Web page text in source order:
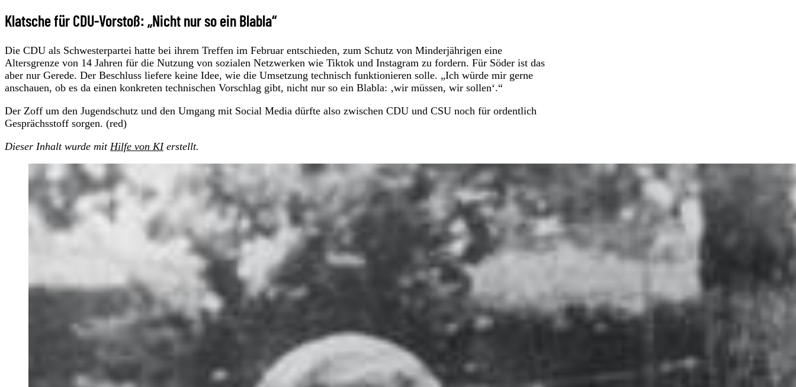
Klatsche für CDU-Vorstoß: „Nicht nur so ein Blabla“
Die CDU als Schwesterpartei hatte bei ihrem Treffen im Februar entschieden, zum Schutz von Minderjährigen eine
Altersgrenze von 14 Jahren für die Nutzung von sozialen Netzwerken wie Tiktok und Instagram zu fordern. Für Söder ist das
aber nur Gerede. Der Beschluss liefere keine Idee, wie die Umsetzung technisch funktionieren solle. „Ich würde mir gerne
anschauen, ob es da einen konkreten technischen Vorschlag gibt, nicht nur so ein Blabla: ‚wir müssen, wir sollen‘.“
Der Zoff um den Jugendschutz und den Umgang mit Social Media dürfte also zwischen CDU und CSU noch für ordentlich
Gesprächsstoff sorgen. (red)
Dieser Inhalt wurde mit Hilfe von KIerstellt.